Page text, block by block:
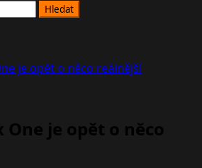
je opět o něco reálnější
One je opět o něco